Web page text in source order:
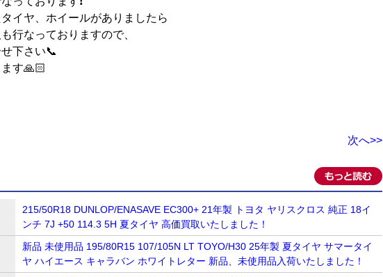
イヤ、ホイールがありましたら
行なっておりますので、
下さい📞
す🙏🏻
次へ>>
215/50R18 DUNLOP/ENASAVE EC300+ 21年製 トヨタ ヤリスクロス 純正 18イ
ンチ 7J +50 114.3 5H 夏タイヤ 高価買取いたしました！
新品 未使用品 195/80R15 107/105N LT TOYO/H30 25年製 夏タイヤ サマータイ
ヤ ハイエース キャラバン ホワイトレター 新品、未使用品入荷いたしました！